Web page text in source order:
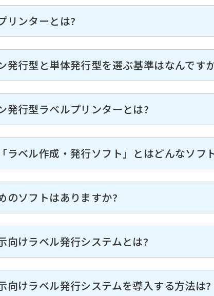
リンターとは?
発行型と単体発行型を選ぶ基準はなんです
発行型ラベルプリンターとは?
ラベル作成・発行ソフト」とはどんなソフ
のソフトはありますか?
向けラベル発行システムとは?
向けラベル発行システムを導入する方法は?